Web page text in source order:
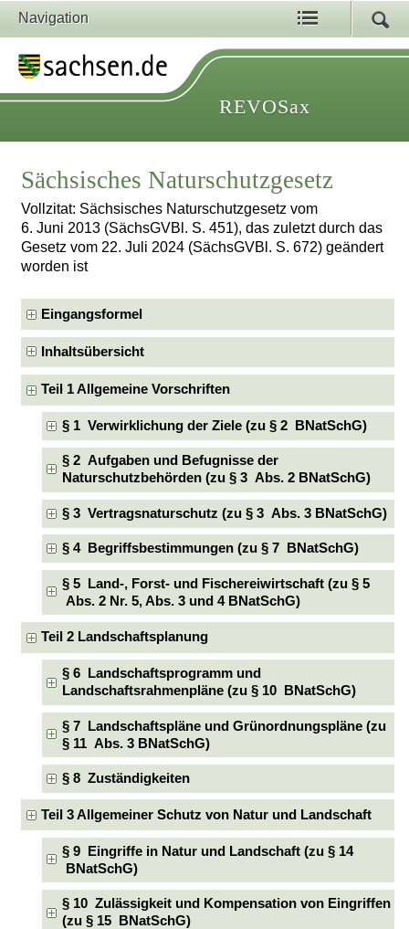
Navigation
REVOSax
Sächsisches Naturschutzgesetz
Vollzitat: Sächsisches Naturschutzgesetz vom
6. Juni 2013 (SächsGVBl. S. 451), das zuletzt durch das
Gesetz vom 22. Juli 2024 (SächsGVBl. S. 672) geändert
worden ist
Eingangsformel
Inhaltsübersicht
Teil 1 Allgemeine Vorschriften
§ 1 Verwirklichung der Ziele (zu § 2 BNatSchG)
§ 2 Aufgaben und Befugnisse der
Naturschutzbehörden (zu § 3 Abs. 2 BNatSchG)
§ 3 Vertragsnaturschutz (zu § 3 Abs. 3 BNatSchG)
§ 4 Begriffsbestimmungen (zu § 7 BNatSchG)
§ 5 Land-, Forst- und Fischereiwirtschaft (zu § 5
Abs. 2 Nr. 5, Abs. 3 und 4 BNatSchG)
Teil 2 Landschaftsplanung
§ 6 Landschaftsprogramm und
Landschaftsrahmenpläne (zu § 10 BNatSchG)
§ 7 Landschaftspläne und Grünordnungspläne (zu
§ 11 Abs. 3 BNatSchG)
§ 8 Zuständigkeiten
Teil 3 Allgemeiner Schutz von Natur und Landschaft
§ 9 Eingriffe in Natur und Landschaft (zu § 14
BNatSchG)
§ 10 Zulässigkeit und Kompensation von Eingriffen
(zu § 15 BNatSchG)